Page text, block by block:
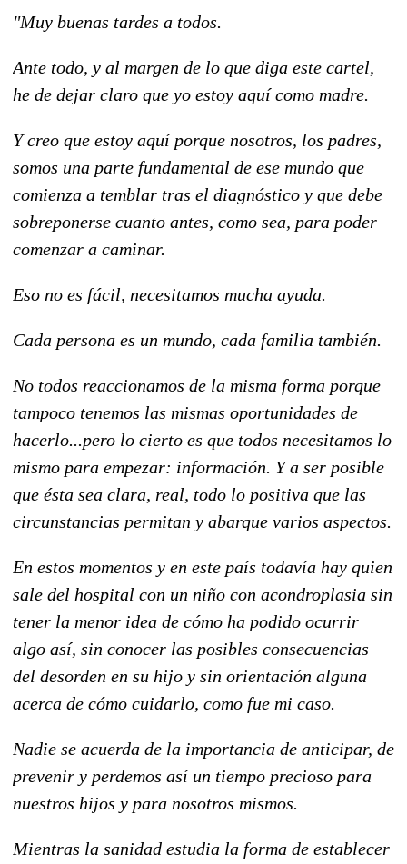
"Muy buenas tardes a todos.
Ante todo, y al margen de lo que diga este cartel,
he de dejar claro que yo estoy aquí como madre.
Y creo que estoy aquí porque nosotros, los padres,
somos una parte fundamental de ese mundo que
comienza a temblar tras el diagnóstico y que debe
sobreponerse cuanto antes, como sea, para poder
comenzar a caminar.
Eso no es fácil, necesitamos mucha ayuda.
Cada persona es un mundo, cada familia también.
No todos reaccionamos de la misma forma porque
tampoco tenemos las mismas oportunidades de
hacerlo...pero lo cierto es que todos necesitamos lo
mismo para empezar: información. Y a ser posible
que ésta sea clara, real, todo lo positiva que las
circunstancias permitan y abarque varios aspectos.
En estos momentos y en este país todavía hay quien
sale del hospital con un niño con acondroplasia sin
tener la menor idea de cómo ha podido ocurrir
algo así, sin conocer las posibles consecuencias
del desorden en su hijo y sin orientación alguna
acerca de cómo cuidarlo, como fue mi caso.
Nadie se acuerda de la importancia de anticipar, de
prevenir y perdemos así un tiempo precioso para
nuestros hijos y para nosotros mismos.
Mientras la sanidad estudia la forma de establecer